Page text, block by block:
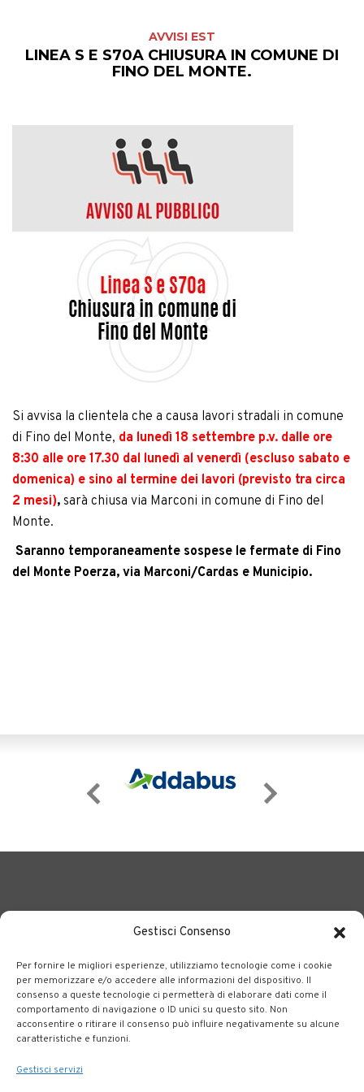
Gestisci Consenso
Per fornire le migliori esperienze, utilizziamo tecnologie come i cookie
per memorizzare e/o accedere alle informazioni del dispositivo. Il
consenso a queste tecnologie ci permetterà di elaborare dati come il
comportamento di navigazione o ID unici su questo sito. Non
acconsentire o ritirare il consenso può influire negativamente su alcune
caratteristiche e funzioni.
Gestisci servizi
AVVISI EST
LINEA S E S70A CHIUSURA IN COMUNE DI
FINO DEL MONTE.
Si avvisa la clientela che a causa lavori stradali in comune
di Fino del Monte, da lunedì 18 settembre p.v. dalle ore
8:30 alle ore 17.30 dal lunedì al venerdì (escluso sabato e
domenica) e sino al termine dei lavori (previsto tra circa
2 mesi), sarà chiusa via Marconi in comune di Fino del
Monte.
Saranno temporaneamente sospese le fermate di Fino
del Monte Poerza, via Marconi/Cardas e Municipio.
BERGAMO TRASPORTI portale delle tre società Consortili
dedite al trasporto pubblico locale su tutto il territorio
bergamasco.